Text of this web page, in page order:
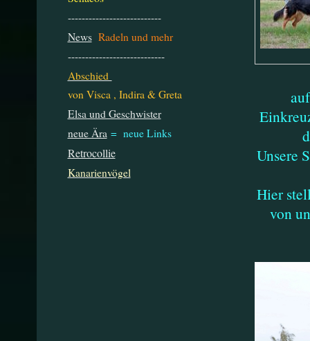
Unsere
Hier
von
---------------------------
NewsRadeln und mehr
----------------------------
Abschied
von Visca , Indira & Greta
Elsa und Geschwister
neue Ära= neue Links
Retrocollie
Kanarienvögel